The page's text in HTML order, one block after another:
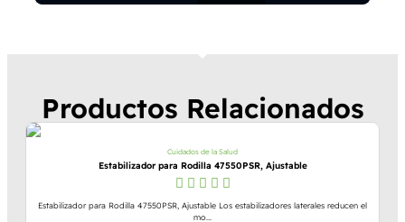
Productos Relacionados
Cuidados de la Salud
Estabilizador para Rodilla 47550PSR, Ajustable
Estabilizador para Rodilla 47550PSR, Ajustable Los estabilizadores laterales reducen el
mo...